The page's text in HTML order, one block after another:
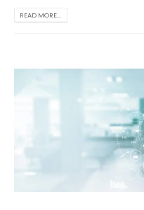
READ MORE...